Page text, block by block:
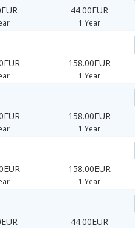
44.00EUR
1 Year
158.00EUR
1 Year
158.00EUR
1 Year
158.00EUR
1 Year
44.00EUR